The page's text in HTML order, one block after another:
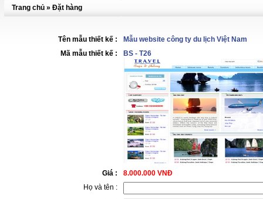
Trang chủ » Đặt hàng
Tên mẫu thiết kế :
Mẫu website công ty du lịch Việt Nam
Mã mẫu thiết kế :
BS - T26
Giá :
8.000.000 VNĐ
Họ và tên :